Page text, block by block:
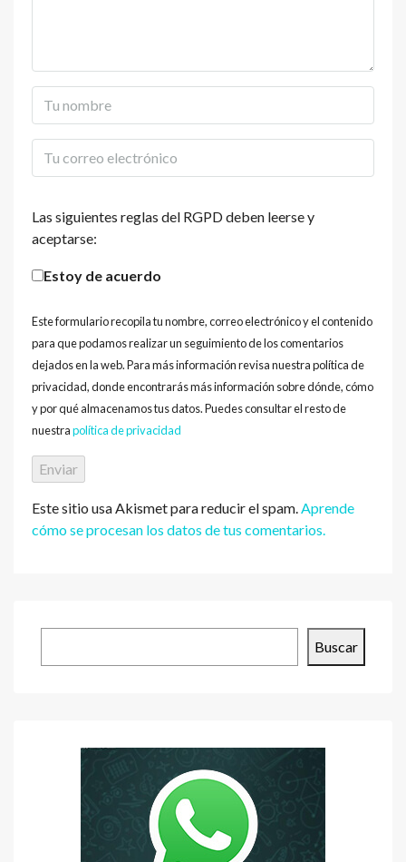
Las siguientes reglas del RGPD deben leerse y
aceptarse:
Estoy de acuerdo
Este formulario recopila tu nombre, correo electrónico y el contenido
para que podamos realizar un seguimiento de los comentarios
dejados en la web. Para más información revisa nuestra política de
privacidad, donde encontrarás más información sobre dónde, cómo
y por qué almacenamos tus datos. Puedes consultar el resto de
nuestrapolítica de privacidad
Este sitio usa Akismet para reducir el spam.Aprende
cómo se procesan los datos de tus comentarios.
Buscar